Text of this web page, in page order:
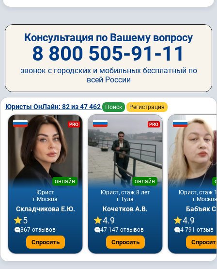
Консультация по Вашему вопросу
8 800 505-91-11
звонок с городских и мобильных бесплатный по
всей России
Юристы ОнЛайн: 82 из 47 462 Поиск Регистрация
PRO
Юрист
онлайн
г.Москва
Складчикова Е.Ю.
5
367 отзывов
Спросить
PRO
Юрист, стаж 8 лет
онлайн
г.Тула
Кочетков А.В.
4.9
47 147 отзывов
Спросить
Юрист, стаж
г.Москва
Бабъяк
4.9
4 791 отзыв